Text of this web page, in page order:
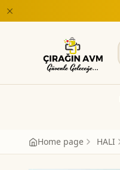
Home page HALI